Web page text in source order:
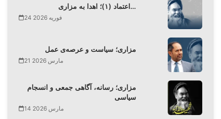
اعتماد (۱)؛ اهدا به مزاری…
24 فوریه 2026
مزاری؛ سیاست و عرصه‌ی عمل
21 مارس 2026
مزاری؛ رسانه، آگاهی جمعی و انسجام
سیاسی
14 مارس 2026